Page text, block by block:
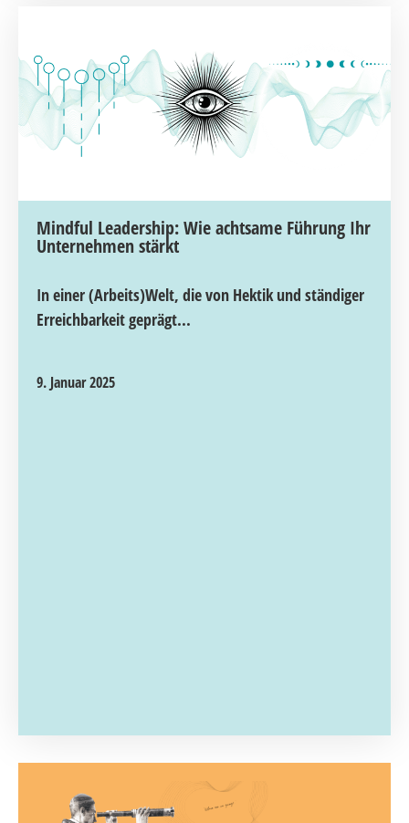
Mindful Leadership: Wie achtsame Führung Ihr
Unternehmen stärkt
In einer (Arbeits)Welt, die von Hektik und ständiger
Erreichbarkeit geprägt...
9. Januar 2025